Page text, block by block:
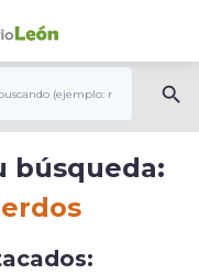
búsqueda: